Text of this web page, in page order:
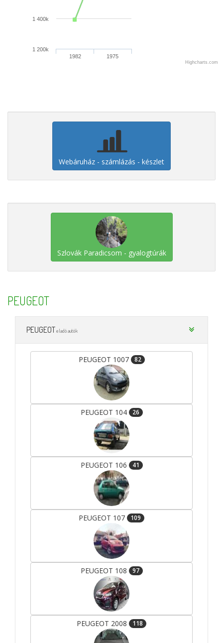
1982 1975
1 200k
1 400k
Highcharts.com
Webáruház - számlázás - készlet
Szlovák Paradicsom - gyalogtúrák
PEUGEOT
PEUGEOTeladó autók
PEUGEOT 1007 82
PEUGEOT 104 26
PEUGEOT 106 41
PEUGEOT 107 109
PEUGEOT 108 97
PEUGEOT 2008 118